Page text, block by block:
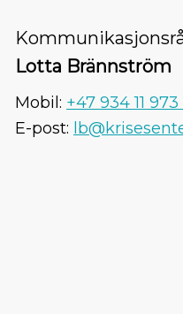
Lotta Brännström
Mobil: +47 934 11 973
E-post: